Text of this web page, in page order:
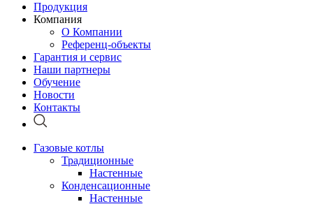
Продукция
Компания
О Компании
Референц-объекты
Гарантия и сервис
Наши партнеры
Обучение
Новости
Контакты
Газовые котлы
Традиционные
Настенные
Конденсационные
Настенные